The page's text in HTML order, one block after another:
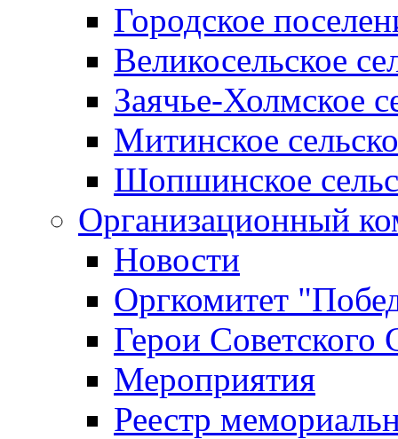
Городское
Великосельское
Заячье-Холмское
Митинское
Шопшинское
Организационный
Новости
Оргкомитет
Герои Советского
Мероприятия
Реестр